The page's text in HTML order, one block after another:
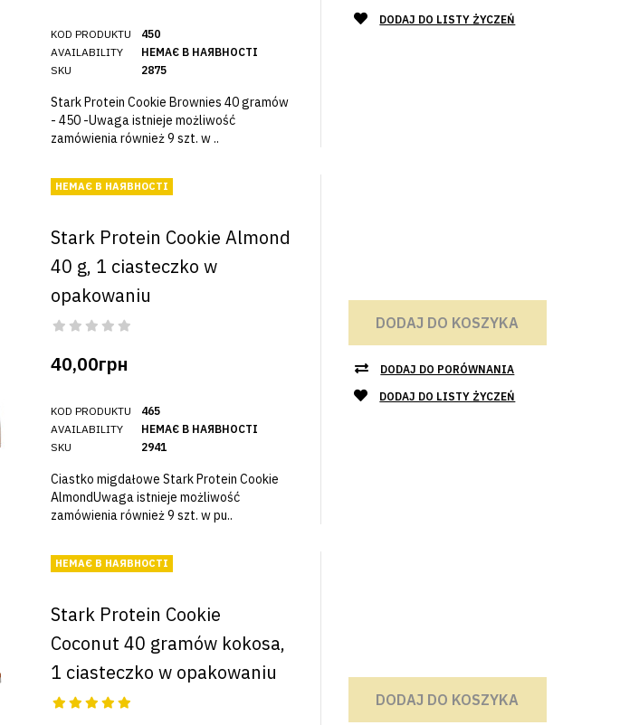
KOD PRODUKTU
AVAILABILITY
SKU
450
НЕМАЄ В НАЯВНОСТІ
2875
Stark Protein Cookie Brownies 40 gramów
- 450 -Uwaga istnieje możliwość
zamówienia również 9 szt. w ..
DODAJ DO LISTY ŻYCZEŃ
НЕМАЄ В НАЯВНОСТІ
Stark Protein Cookie Almond
40 g, 1 ciasteczko w
opakowaniu
40,00грн
KOD PRODUKTU
AVAILABILITY
SKU
465
НЕМАЄ В НАЯВНОСТІ
2941
Ciastko migdałowe Stark Protein Cookie
AlmondUwaga istnieje możliwość
zamówienia również 9 szt. w pu..
DODAJ DO KOSZYKA
DODAJ DO PORÓWNANIA
DODAJ DO LISTY ŻYCZEŃ
НЕМАЄ В НАЯВНОСТІ
Stark Protein Cookie
Coconut 40 gramów kokosa,
1 ciasteczko w opakowaniu
DODAJ DO KOSZYKA